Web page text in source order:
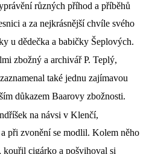
různých příhod a příběhů
a za nejkrásnější chvíle svého
u dědečka a babičky Šeplových.
zbožný a archivář P. Teplý,
také jednu zajímavou
důkazem Baarovy zbožnosti.
na návsi v Klenčí,
při zvonění se modlil. Kolem něho
kouřil cigárko a pošvihoval si